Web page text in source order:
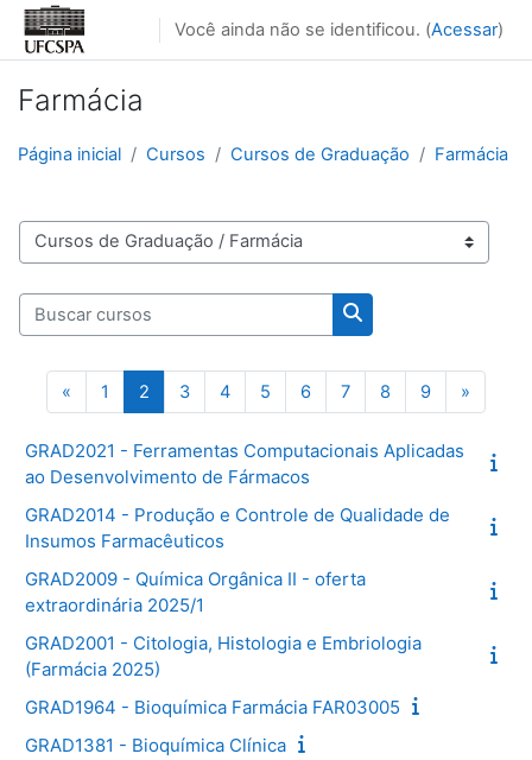
Ir para o conteúdo principal
Você ainda não se identificou. (Acessar)
Farmácia
Página inicial Cursos Cursos de Graduação Farmácia
Categorias de Cursos
Buscar cursos
Buscar cursos
« Página anterior
1 Página 1
2 Página 2
3Página 3
4Página 4
5 Página 5
6Página 6
7Página 7
8 Página 8
9Página 9
»
GRAD2021 - Ferramentas Computacionais Aplicadas
ao Desenvolvimento de Fármacos
GRAD2014 - Produção e Controle de Qualidade de
Insumos Farmacêuticos
GRAD2009 - Química Orgânica II - oferta
extraordinária 2025/1
GRAD2001 - Citologia, Histologia e Embriologia
(Farmácia 2025)
GRAD1964 - Bioquímica Farmácia FAR03005
GRAD1381 - Bioquímica Clínica